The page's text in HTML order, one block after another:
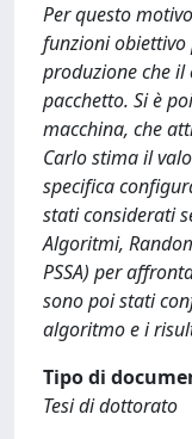
Per questo
funzioni obiettivo
produzione che
pacchetto. Si è
macchina, che
Carlo stima il
specifica
stati considerati
Algoritmi,
PSSA) per
sono poi stati
algoritmo e i
Tipo di
Tesi di dottorato